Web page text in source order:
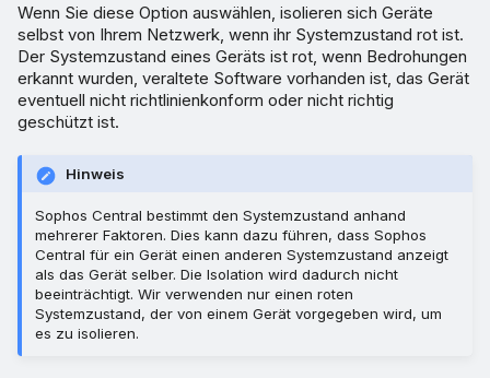
Wenn Sie diese Option auswählen, isolieren sich Geräte
selbst von Ihrem Netzwerk, wenn ihr Systemzustand rot ist.
Der Systemzustand eines Geräts ist rot, wenn Bedrohungen
erkannt wurden, veraltete Software vorhanden ist, das Gerät
eventuell nicht richtlinienkonform oder nicht richtig
geschützt ist.
Hinweis
Sophos Central bestimmt den Systemzustand anhand
mehrerer Faktoren. Dies kann dazu führen, dass Sophos
Central für ein Gerät einen anderen Systemzustand anzeigt
als das Gerät selber. Die Isolation wird dadurch nicht
beeinträchtigt. Wir verwenden nur einen roten
Systemzustand, der von einem Gerät vorgegeben wird, um
es zu isolieren.